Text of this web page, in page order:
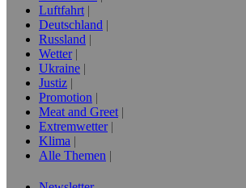
Luftfahrt
Deutschland
Russland
Wetter
Ukraine
Justiz
Promotion
Meat and Greet
Extremwetter
Klima
Alle Themen